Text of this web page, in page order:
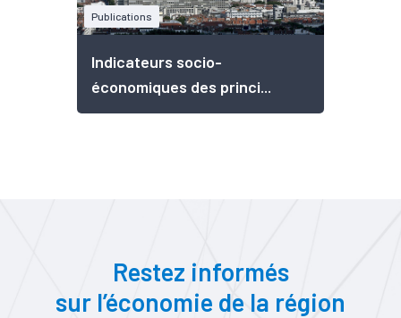
Publications
Indicateurs socio-
économiques des princi...
Restez informés
sur l’économie de la région